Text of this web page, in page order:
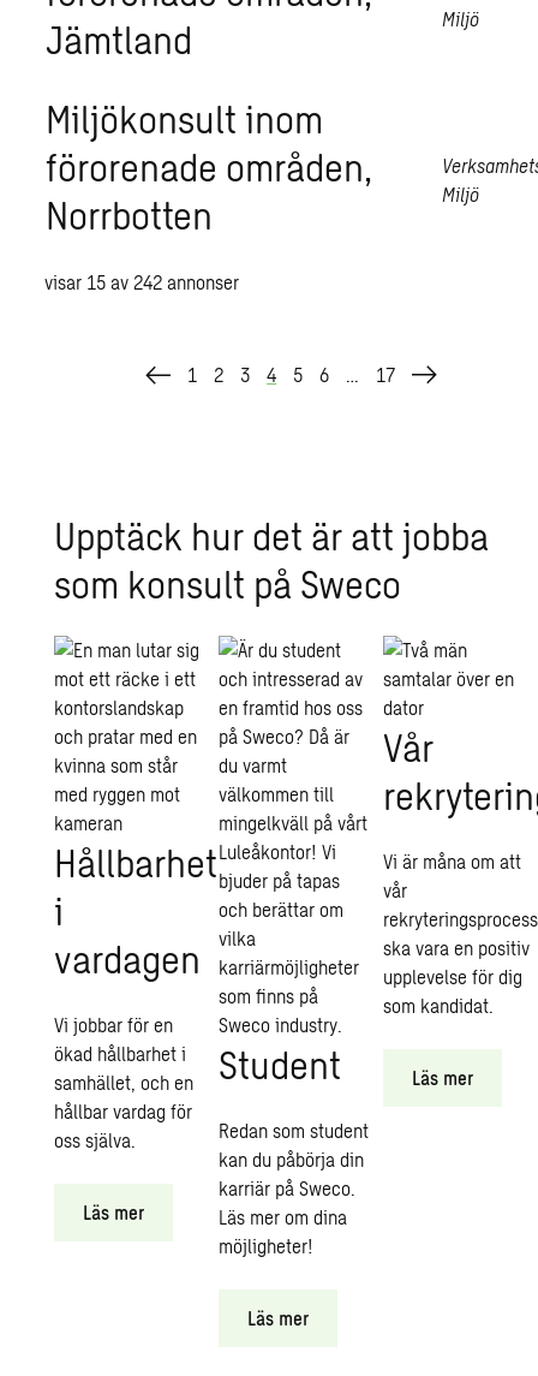
Jämtland
Miljö
Miljökonsult inom
förorenade områden,
Norrbotten
Miljö
visar 15 av242 annonser
1 2 3 4 5 6 … 17
Upp­täck hur det är att jobba
som kon­sult på Sweco
Hållbarhet
i
vardagen
Vi jobbar för en
ökad hållbarhet i
samhället, och en
hållbar vardag för
oss själva.
Läs mer
Student
Redan som student
kan du påbörja din
karriär på Sweco.
Läs mer om dina
möjligheter!
Läs mer
Vår
Vi är måna om att
vår
rekryteringsprocess
ska vara en positiv
upplevelse för dig
som kandidat.
Läs mer